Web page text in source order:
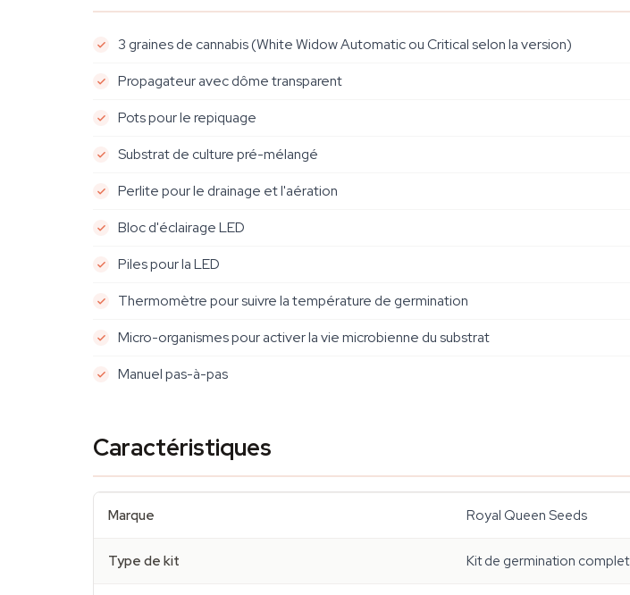
3 graines de cannabis (White Widow Automatic ou Critical selon la version)
Propagateur avec dôme transparent
Pots pour le repiquage
Substrat de culture pré-mélangé
Perlite pour le drainage et l'aération
Bloc d'éclairage LED
Piles pour la LED
Thermomètre pour suivre la température de germination
Micro-organismes pour activer la vie microbienne du substrat
Manuel pas-à-pas
Caractéristiques
Marque Royal Queen Seeds
Type de kit Kit de germination complet